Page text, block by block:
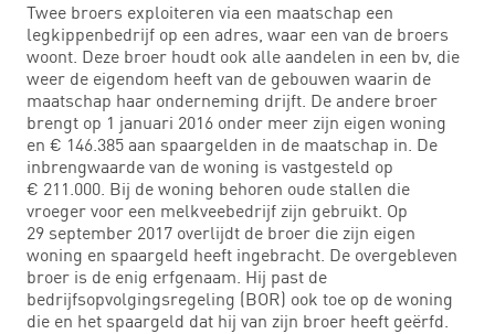
Twee broers exploiteren via een maatschap een
legkippenbedrijf op een adres, waar een van de broers
woont. Deze broer houdt ook alle aandelen in een bv, die
weer de eigendom heeft van de gebouwen waarin de
maatschap haar onderneming drijft. De andere broer
brengt op 1 januari 2016 onder meer zijn eigen woning
en € 146.385 aan spaargelden in de maatschap in. De
inbrengwaarde van de woning is vastgesteld op
€ 211.000. Bij de woning behoren oude stallen die
vroeger voor een melkveebedrijf zijn gebruikt. Op
29 september 2017 overlijdt de broer die zijn eigen
woning en spaargeld heeft ingebracht. De overgebleven
broer is de enig erfgenaam. Hij past de
bedrijfsopvolgingsregeling (BOR) ook toe op de woning
die en het spaargeld dat hij van zijn broer heeft geërfd.